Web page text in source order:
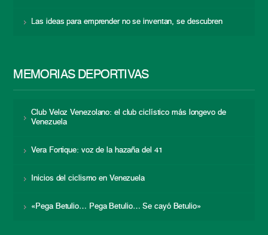
Las ideas para emprender no se inventan, se descubren
MEMORIAS DEPORTIVAS
Club Veloz Venezolano: el club ciclístico más longevo de
Venezuela
Vera Fortique: voz de la hazaña del 41
Inicios del ciclismo en Venezuela
«Pega Betulio… Pega Betulio… Se cayó Betulio»